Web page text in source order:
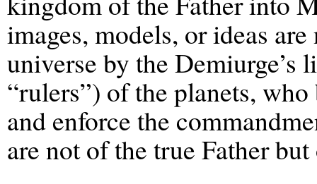
images, models, or ideas
universe by the Demiurge’s
“rulers”) of the planets,
and enforce the
are not of the true Father